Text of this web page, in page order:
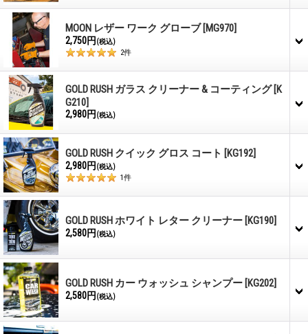
MOON レザー ワーク グローブ [MG970]
2,750円(税込)
2件
GOLD RUSH ガラス クリーナー & コーティング [K
G210]
2,980円(税込)
GOLD RUSH クイック グロス コート [KG192]
2,980円(税込)
1件
GOLD RUSH ホワイト レター クリーナー [KG190]
2,580円(税込)
GOLD RUSH カー ウォッシュ シャンプー [KG202]
2,580円(税込)